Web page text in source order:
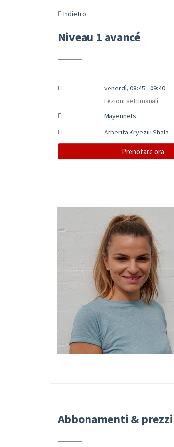
Indietro
Niveau 1 avancé
venerdì, 08:45 - 09:40
Lezioni settimanali
Mayennets
Arbërita Kryeziu Shala
Prenotare ora
Abbonamenti & prezzi